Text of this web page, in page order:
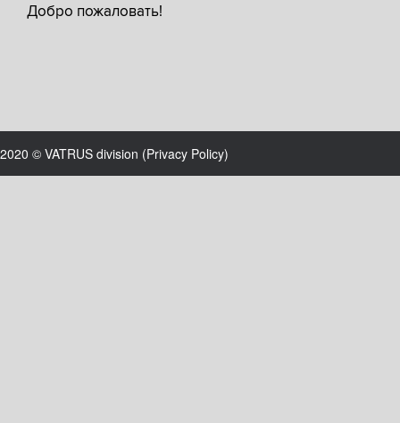
Добро пожаловать!
2020 © VATRUS division (Privacy Policy)